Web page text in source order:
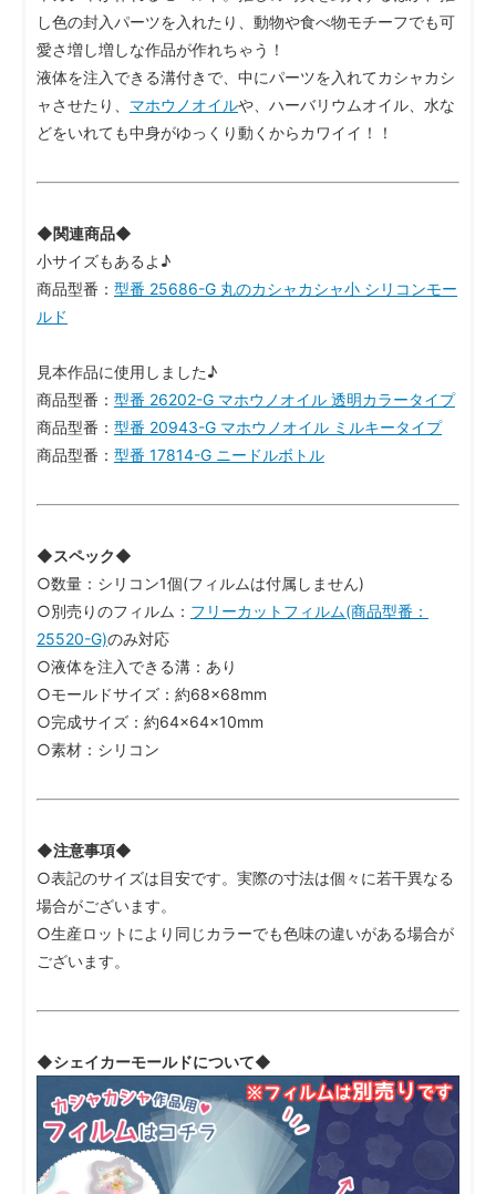
し色の封入パーツを入れたり、動物や食べ物モチーフでも可
愛さ増し増しな作品が作れちゃう！
液体を注入できる溝付きで、中にパーツを入れてカシャカシ
ャさせたり、 マホウノオイルや、ハーバリウムオイル、水な
どをいれても中身がゆっくり動くからカワイイ！！
◆関連商品◆
小サイズもあるよ♪
商品型番： 型番 25686-G 丸のカシャカシャ小 シリコンモー
ルド
見本作品に使用しました♪
商品型番： 型番 26202-G マホウノオイル 透明カラータイプ
商品型番： 型番 20943-G マホウノオイル ミルキータイプ
商品型番： 型番 17814-G ニードルボトル
◆スペック◆
○数量：シリコン1個(フィルムは付属しません)
○別売りのフィルム： フリーカットフィルム(商品型番：
25520-G)のみ対応
○液体を注入できる溝：あり
○モールドサイズ：約68×68mm
○完成サイズ：約64×64×10mm
○素材：シリコン
◆注意事項◆
○表記のサイズは目安です。実際の寸法は個々に若干異なる
場合がございます。
○生産ロットにより同じカラーでも色味の違いがある場合が
ございます。
◆シェイカーモールドについて◆